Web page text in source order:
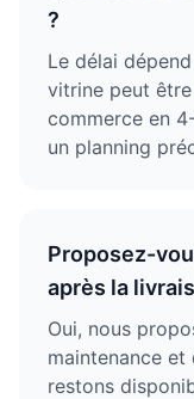
?
Le délai
vitrine peut
commerce en
un planning
Proposez-
après la
Oui, nous
maintenance
restons